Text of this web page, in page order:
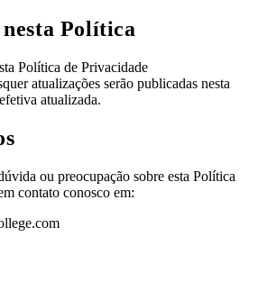
Política
Política de Privacidade
atualizações serão publicadas nesta
atualizada.
ou preocupação sobre esta Política
contato conosco em: